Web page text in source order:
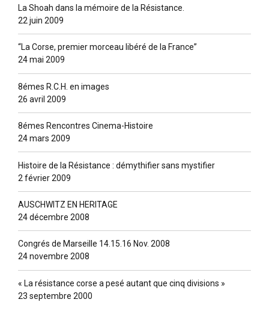
La Shoah dans la mémoire de la Résistance.
22 juin 2009
“La Corse, premier morceau libéré de la France”
24 mai 2009
8émes R.C.H. en images
26 avril 2009
8émes Rencontres Cinema-Histoire
24 mars 2009
Histoire de la Résistance : démythifier sans mystifier
2 février 2009
AUSCHWITZ EN HERITAGE
24 décembre 2008
Congrés de Marseille 14.15.16 Nov. 2008
24 novembre 2008
« La résistance corse a pesé autant que cinq divisions »
23 septembre 2000